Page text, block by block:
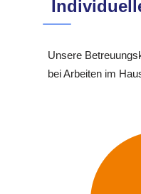
Unsere
bei Arbeiten im